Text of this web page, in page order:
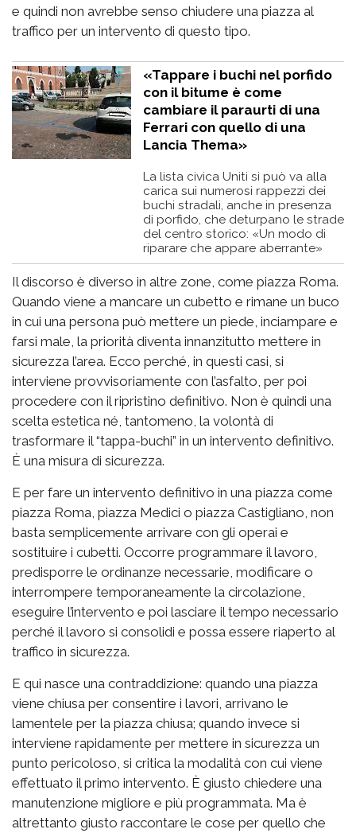
e quindi non avrebbe senso chiudere una piazza al
traffico per un intervento di questo tipo.
«Tappare i buchi nel porfido
con il bitume è come
cambiare il paraurti di una
Ferrari con quello di una
Lancia Thema»
La lista civica Uniti si può va alla
carica sui numerosi rappezzi dei
buchi stradali, anche in presenza
di porfido, che deturpano le strade
del centro storico: «Un modo di
riparare che appare aberrante»
Il discorso è diverso in altre zone, come piazza Roma.
Quando viene a mancare un cubetto e rimane un buco
in cui una persona può mettere un piede, inciampare e
farsi male, la priorità diventa innanzitutto mettere in
sicurezza l’area. Ecco perché, in questi casi, si
interviene provvisoriamente con l’asfalto, per poi
procedere con il ripristino definitivo. Non è quindi una
scelta estetica né, tantomeno, la volontà di
trasformare il “tappa-buchi” in un intervento definitivo.
È una misura di sicurezza.
E per fare un intervento definitivo in una piazza come
piazza Roma, piazza Medici o piazza Castigliano, non
basta semplicemente arrivare con gli operai e
sostituire i cubetti. Occorre programmare il lavoro,
predisporre le ordinanze necessarie, modificare o
interrompere temporaneamente la circolazione,
eseguire l’intervento e poi lasciare il tempo necessario
perché il lavoro si consolidi e possa essere riaperto al
traffico in sicurezza.
E qui nasce una contraddizione: quando una piazza
viene chiusa per consentire i lavori, arrivano le
lamentele per la piazza chiusa; quando invece si
interviene rapidamente per mettere in sicurezza un
punto pericoloso, si critica la modalità con cui viene
effettuato il primo intervento. È giusto chiedere una
manutenzione migliore e più programmata. Ma è
altrettanto giusto raccontare le cose per quello che